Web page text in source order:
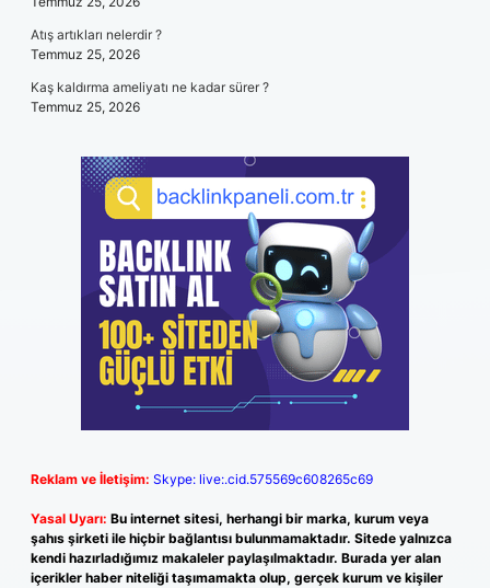
Atış artıkları nelerdir ?
Temmuz 25, 2026
Kaş kaldırma ameliyatı ne kadar sürer ?
Temmuz 25, 2026
Reklam ve İletişim: Skype: live:.cid.575569c608265c69
Yasal Uyarı: Bu internet sitesi, herhangi bir marka, kurum veya
şahıs şirketi ile hiçbir bağlantısı bulunmamaktadır. Sitede yalnızca
kendi hazırladığımız makaleler paylaşılmaktadır. Burada yer alan
içerikler haber niteliği taşımamakta olup, gerçek kurum ve kişiler